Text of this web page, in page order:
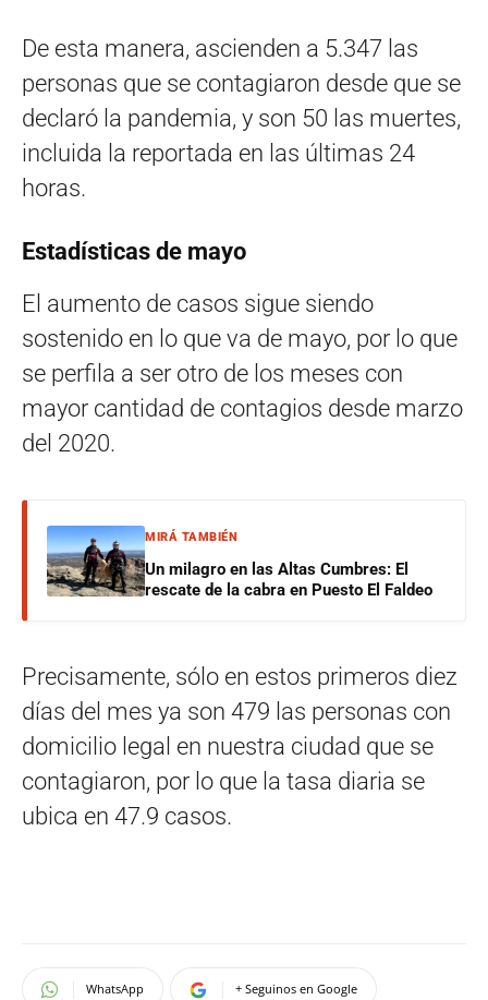
De esta manera, ascienden a 5.347 las
personas que se contagiaron desde que se
declaró la pandemia, y son 50 las muertes,
incluida la reportada en las últimas 24
horas.
Estadísticas de mayo
El aumento de casos sigue siendo
sostenido en lo que va de mayo, por lo que
se perfila a ser otro de los meses con
mayor cantidad de contagios desde marzo
del 2020.
MIRÁ TAMBIÉN
Un milagro en las Altas Cumbres: El
rescate de la cabra en Puesto El Faldeo
Precisamente, sólo en estos primeros diez
días del mes ya son 479 las personas con
domicilio legal en nuestra ciudad que se
contagiaron, por lo que la tasa diaria se
ubica en 47.9 casos.
WhatsApp + Seguinos en Google